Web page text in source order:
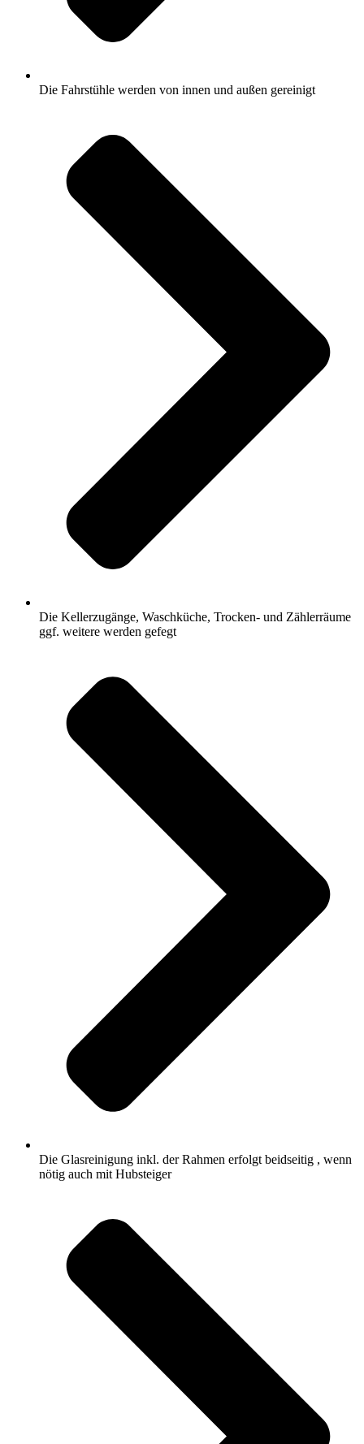
Die Fahrstühle werden von innen und außen gereinigt
Die Kellerzugänge, Waschküche, Trocken- und Zählerräume
ggf. weitere werden gefegt
Die Glasreinigung inkl. der Rahmen erfolgt beidseitig , wenn
nötig auch mit Hubsteiger